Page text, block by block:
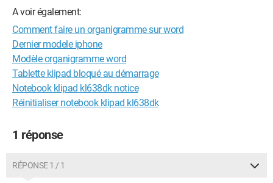
A voir également:
Comment faire un organigramme sur word
Dernier modele iphone
Modèle organigramme word
Tablette klipad bloqué au démarrage
Notebook klipad kl638dk notice
Réinitialiser notebook klipad kl638dk
1 réponse
RÉPONSE 1 / 1